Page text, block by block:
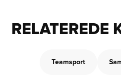
RELATEREDE
Teamsport